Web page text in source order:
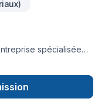
spécialisée
d'agrandissement, de
et commerciales.
envers